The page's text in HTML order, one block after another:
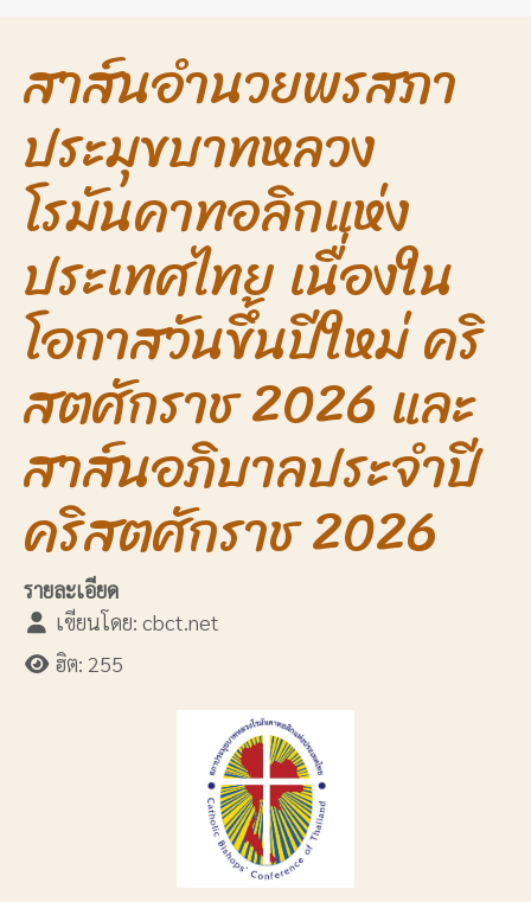
สาส์นอำนวยพรสภา
ประมุขบาทหลวง
โรมันคาทอลิกแห่ง
ประเทศไทย เนื่องใน
โอกาสวันขึ้นปีใหม่ คริ
สตศักราช 2026 และ
สาส์นอภิบาลประจำปี
คริสตศักราช 2026
รายละเอียด
เขียนโดย: cbct.net
ฮิต: 255